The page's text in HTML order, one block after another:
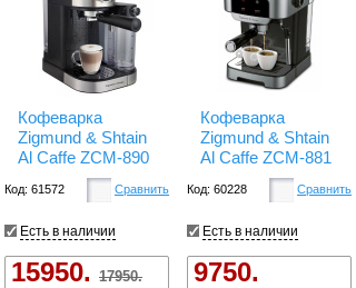
Кофеварка
Zigmund & Shtain
Al Caffe ZCM-890
Код: 61572 Сравнить
Есть в наличии
15950. 17950.
Кофеварка
Zigmund & Shtain
Al Caffe ZCM-881
Код: 60228 Сравнить
Есть в наличии
9750.